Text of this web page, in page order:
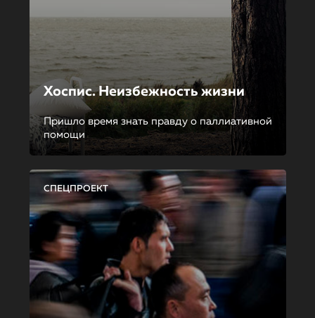
Хоспис. Неизбежность жизни
Пришло время знать правду о паллиативной
помощи
СПЕЦПРОЕКТ